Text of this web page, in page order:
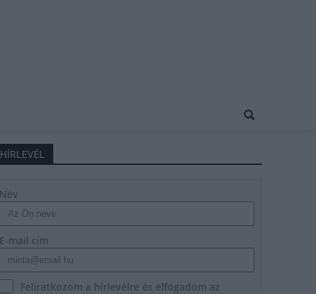
HÍRLEVÉL
Név
E-mail cím
Feliratkozom a hírlevélre és elfogadom az